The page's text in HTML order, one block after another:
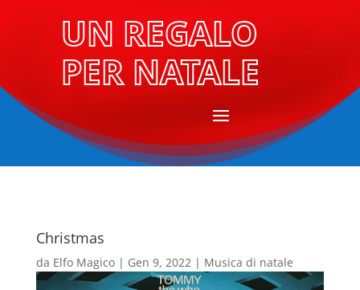
UN REGALO
PER NATALE
Christmas
da Elfo Magico| Gen 9, 2022| Musica di natale